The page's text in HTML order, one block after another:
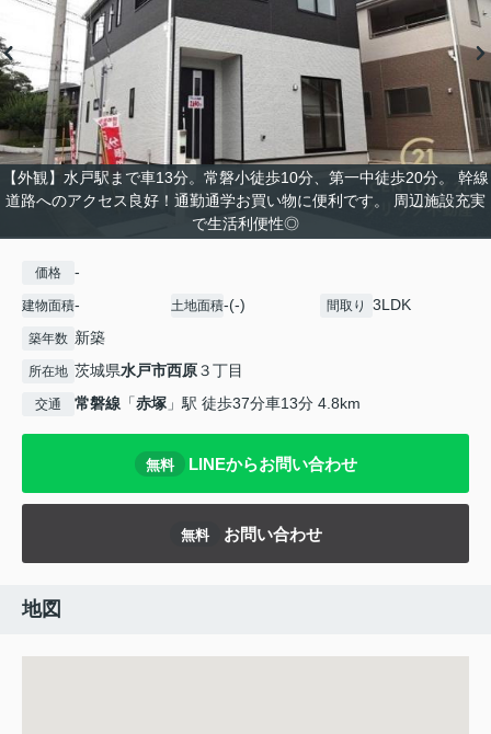
【外観】水戸駅まで車13分。常磐小徒歩10分、第一中徒歩20分。 幹線
道路へのアクセス良好！通勤通学お買い物に便利です。 周辺施設充実
で生活利便性◎
価格 -
建物面積- 土地面積-(-) 間取り 3LDK
築年数 新築
所在地 茨城県水戸市西原３丁目
交通 常磐線 「赤塚 」駅 徒歩37分車13分 4.8km
無料 LINEからお問い合わせ
無料 お問い合わせ
地図